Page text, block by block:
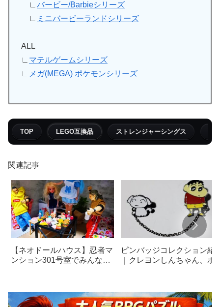
∟ バービー/Barbieシリーズ
∟
ミニバービーランドシリーズ
ALL
∟ マテルゲームシリーズ
∟
メガ(MEGA) ポケモンシリーズ
TOP LEGO互換品 ストレンジャーシングス
関連記事
【ネオドールハウス】忍者マ
ンション301号室でみんな揃
ピンバッジコレクション紹
｜クレヨンしんちゃん、ポ
ムカセット